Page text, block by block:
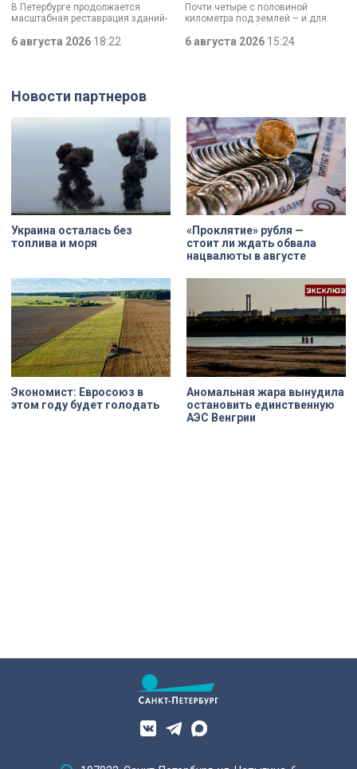
Святого Николая на улице
Марата
В Петербурге продолжается
масштабная реставрация зданий-
губернаторской программы.
Специалисты обновляют не
адресов сейчас — Дом
Единоверческой церкви Святого
Николая на улице Марата. Здание
XIX века, прошедшее через
несколько перестроек, сегодня
переживает второе рождение.
Жемчужина, объекта культурного
наследия — исторические часы.
Их элементы утрачены на 90%.
6 августа 2026 18:22
Почти четыре с половиной
километра под землей – и для
«Надежды» забрезжил свет:
проходческий щит вышел на
поверхность. О ходе работ у
6 августа 2026 15:24
Новости партнеров
Украина осталась без
топлива и моря
«Проклятие» рубля —
стоит ли ждать обвала
нацвалюты в августе
Экономист: Евросоюз в
этом году будет голодать
Аномальная жара вынудила
остановить единственную
АЭС Венгрии